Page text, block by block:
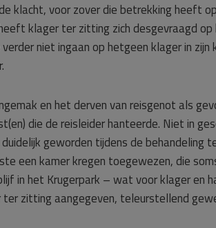
klacht, voor zover die betrekking heeft
klager ter zitting zich desgevraagd
niet ingaan op hetgeen klager in
en het derven van reisgenot als
die de reisleider hanteerde. Niet in
geworden tijdens de
een kamer kregen toegewezen, die
in het Krugerpark – wat voor klager
zitting aangegeven, teleurstellend